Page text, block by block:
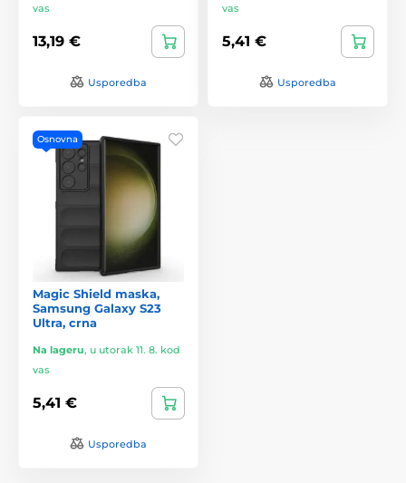
vas
13,19 €
Usporedba
vas
5,41 €
Usporedba
Osnovna
Magic Shield maska,
Samsung Galaxy S23
Ultra, crna
Na lageru, u utorak 11. 8. kod
vas
5,41 €
Usporedba